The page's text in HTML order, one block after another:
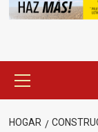
principal
HOGAR